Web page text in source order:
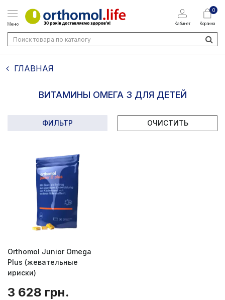
Меню Кабинет
0
Корзина
ГЛАВНАЯ
ВИТАМИНЫ ОМЕГА 3 ДЛЯ ДЕТЕЙ
ФИЛЬТР ОЧИСТИТЬ
Orthomol Junior Omega
Plus (жевательные
ириски)
3 628 грн.